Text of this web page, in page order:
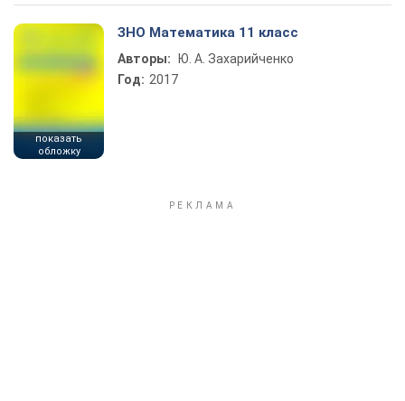
показать
обложку
ЗНО Математика 11 класс
Авторы:
Ю. А. Захарийченко
Год: 2017